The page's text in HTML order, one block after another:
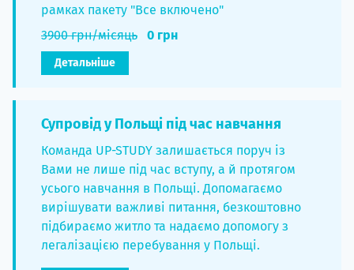
рамках пакету "Все включено"
3900 грн/місяць
0 грн
Детальніше
Супровід у Польщі під час навчання
Команда UP-STUDY залишається поруч із
Вами не лише під час вступу, а й протягом
усього навчання в Польщі. Допомагаємо
вирішувати важливі питання, безкоштовно
підбираємо житло та надаємо допомогу з
легалізацією перебування у Польщі.